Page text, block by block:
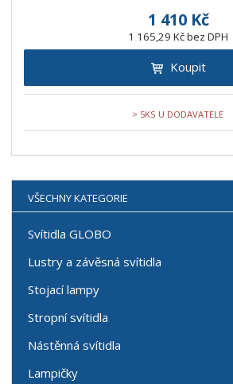
1 410 Kč
1 165,29 Kč bez DPH
Koupit
> 5KS U DODAVATELE
VŠECHNY KATEGORIE
Svítidla GLOBO
Lustry a závěsná svítidla
Stojací lampy
Stropní svítidla
Nástěnná svítidla
Lampičky